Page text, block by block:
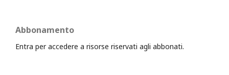
Abbonamento
Entra per accedere a risorse riservati agli abbonati.